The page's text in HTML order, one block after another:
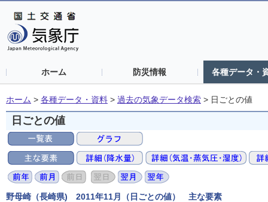
ホーム 防災情報 各種データ・
ホーム > 各種データ・資料 > 過去の気象データ検索 > 日ごとの値
日ごとの値
野母崎（長崎県) 2011年11月（日ごとの値） 主な要素